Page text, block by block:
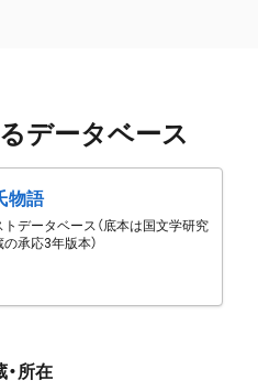
データベース
物語
トデータベース（底本は国文学研究
承応3年版本）
・所在